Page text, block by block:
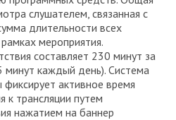
слушателем, связанная с
длительности всех
мероприятия.
составляет 230 минут за
минут каждый день). Система
активное время
к трансляции путем
нажатием на баннер